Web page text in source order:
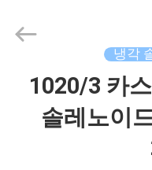
2016
Hardware
냉각
1020/3 카
솔레노이